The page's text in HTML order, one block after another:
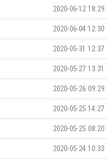
2020-06-12 18:29
2020-06-04 12:30
2020-05-31 12:37
2020-05-27 13:31
2020-05-26 09:29
2020-05-25 14:27
2020-05-25 08:20
2020-05-24 10:33